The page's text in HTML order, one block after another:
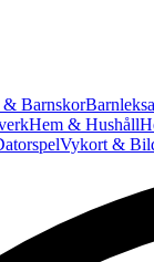
& Barnskor
Hem & Hushåll
Vykort &